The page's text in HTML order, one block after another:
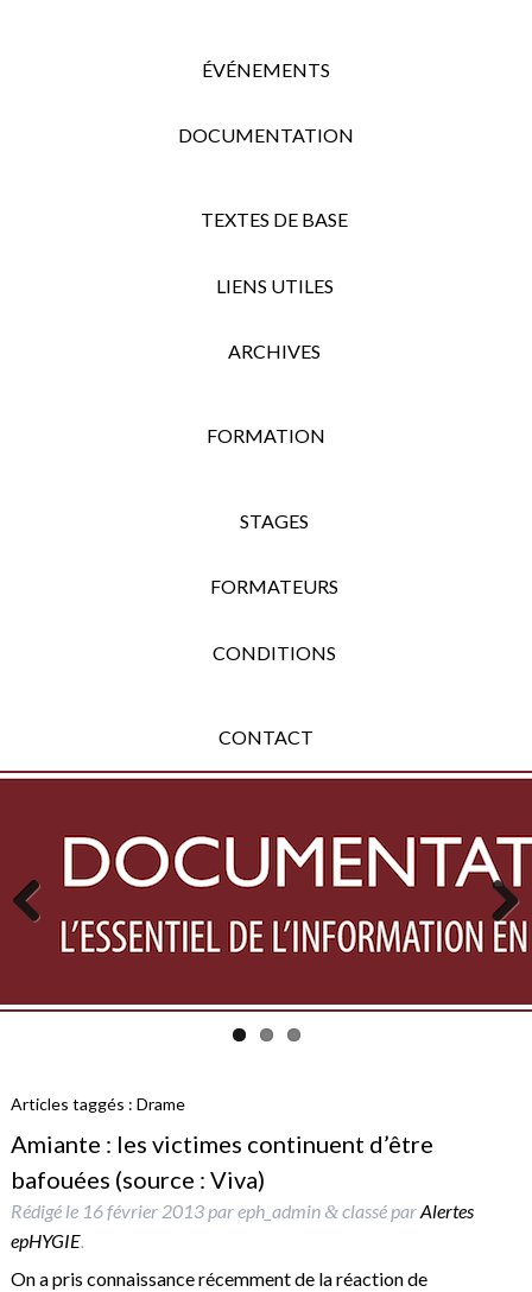
ÉVÉNEMENTS
DOCUMENTATION
TEXTES DE BASE
LIENS UTILES
ARCHIVES
FORMATION
STAGES
FORMATEURS
CONDITIONS
CONTACT
Previous Next
Articles taggés : Drame
Amiante : les victimes continuent d’être
bafouées (source : Viva)
Rédigé le 16 février 2013pareph_admin &classé parAlertes
epHYGIE.
On a pris connaissance récemment de la réaction de